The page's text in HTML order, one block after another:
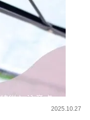
2025.10.27